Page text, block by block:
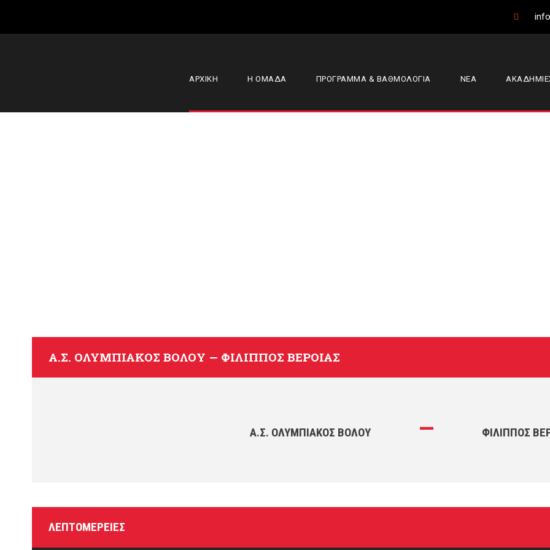
ΑΡΧΙΚΗ Η ΟΜΑΔΑ ΠΡΟΓΡΑΜΜΑ & ΒΑΘΜΟΛΟΓΙΑ ΝΕΑ
Α.Σ. ΟΛΥΜΠΙΑΚΌΣ ΒΌΛΟΥ — ΦΊΛΙΠΠΟΣ ΒΈΡΟΙΑΣ
Α.Σ. ΟΛΥΜΠΙΑΚΌΣ ΒΌΛΟΥ — ΦΊΛΙΠΠΟΣ
ΛΕΠΤΟΜΈΡΕΙΕΣ